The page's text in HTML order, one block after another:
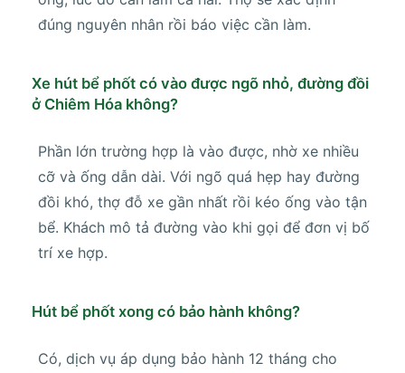
đúng nguyên nhân rồi báo việc cần làm.
Xe hút bể phốt có vào được ngõ nhỏ, đường đồi
ở Chiêm Hóa không?
Phần lớn trường hợp là vào được, nhờ xe nhiều
cỡ và ống dẫn dài. Với ngõ quá hẹp hay đường
đồi khó, thợ đỗ xe gần nhất rồi kéo ống vào tận
bể. Khách mô tả đường vào khi gọi để đơn vị bố
trí xe hợp.
Hút bể phốt xong có bảo hành không?
Có, dịch vụ áp dụng bảo hành 12 tháng cho